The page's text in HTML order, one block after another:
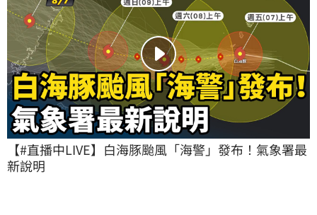
【#直播中LIVE】白海豚颱風「海警」發布！氣象署最
新說明